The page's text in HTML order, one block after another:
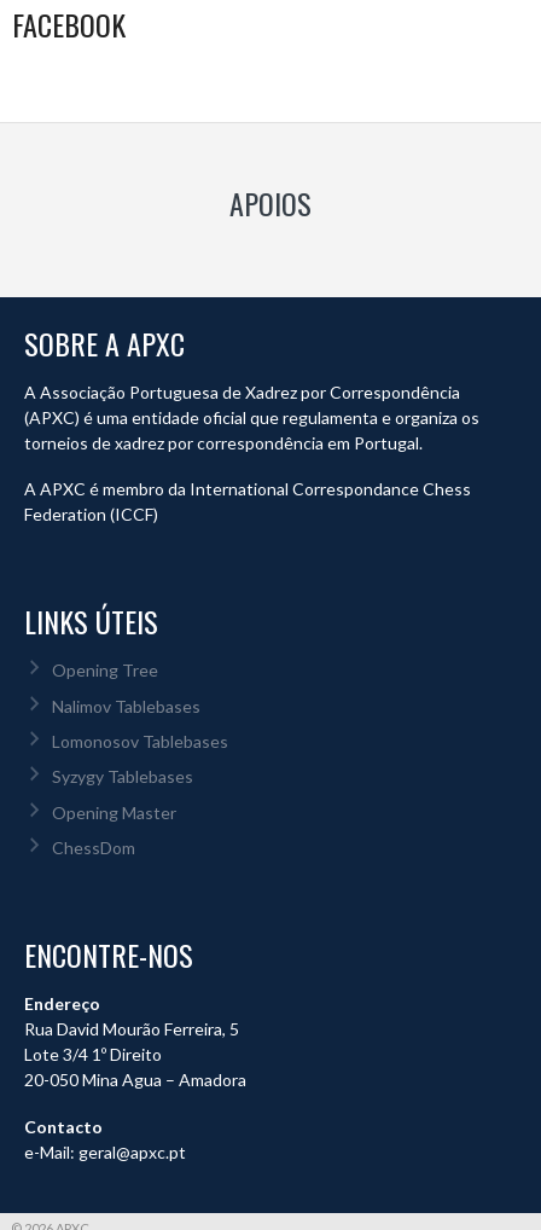
FACEBOOK
APOIOS
SOBRE A APXC
A Associação Portuguesa de Xadrez por Correspondência
(APXC) é uma entidade oficial que regulamenta e organiza os
torneios de xadrez por correspondência em Portugal.
A APXC é membro da International Correspondance Chess
Federation (ICCF)
LINKS ÚTEIS
Opening Tree
Nalimov Tablebases
Lomonosov Tablebases
Syzygy Tablebases
Opening Master
ChessDom
ENCONTRE-NOS
Endereço
Rua David Mourão Ferreira, 5
Lote 3/4 1º Direito
20-050 Mina Agua – Amadora
Contacto
e-Mail: geral@apxc.pt